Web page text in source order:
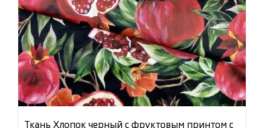
Ткань Хлопок черный с фруктовым принтом с